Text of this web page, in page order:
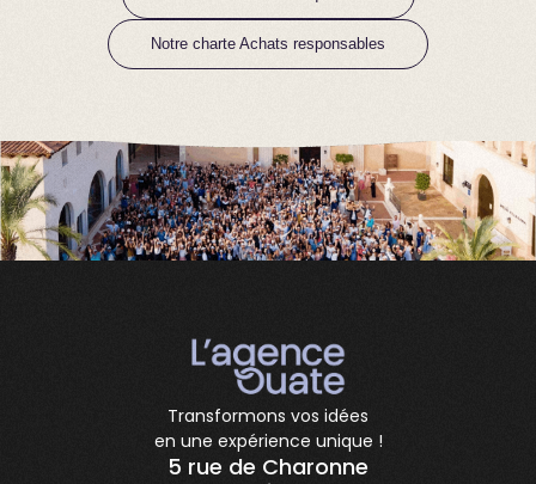
Notre charte Achats responsables
Transformons vos idées
en une expérience unique !
5 rue de Charonne